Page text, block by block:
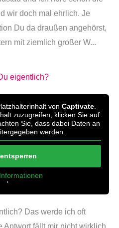
wir doch mal ehrlich. Je
Du da draußen angehörst,
mit ziemlich großer W...
eigentlich?
von Captivate
zuzugreifen, klicken Sie auf
Sie, dass dabei Daten an
werden.
'
Das werde ich oft
Antwort fällt mir nicht wirklich